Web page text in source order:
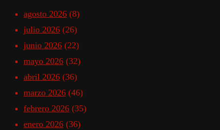
agosto 2026 (8)
julio 2026 (26)
junio 2026 (22)
mayo 2026 (32)
abril 2026 (36)
marzo 2026 (46)
febrero 2026 (35)
enero 2026 (36)